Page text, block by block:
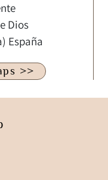
Dios
España
>>